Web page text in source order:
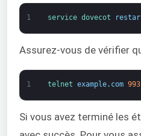
1 service dovecot
Assurez-vous de vérifier
1 telnet example. com 993
Si vous avez terminé les